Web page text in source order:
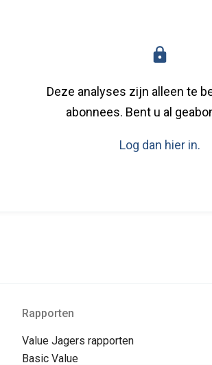
Deze analyses zijn alleen te
abonnees. Bent u al
Log dan hier in.
Rapporten
Value Jagers rapporten
Basic Value